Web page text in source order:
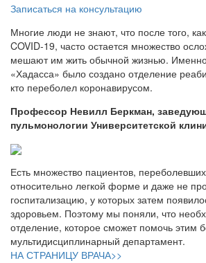
Записаться на консультацию
Многие люди не знают, что после того,
COVID-19, часто остается множество
мешают им жить обычной жизнью.
«Хадасса» было создано отделение
кто переболел коронавирусом.
Профессор Невилл Беркман,
пульмонологии Университетской
Есть множество пациентов,
относительно легкой форме и даже не
госпитализацию, у которых затем
здоровьем. Поэтому мы поняли, что
отделение, которое сможет помочь этим
мультидисциплинарный департамент.
НА СТРАНИЦУ ВРАЧА>>